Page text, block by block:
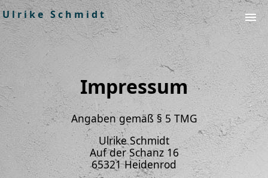
Ulrike Schmidt
Start
Make-Up » Hair » Kreative Stilberatung
Malerei » Raumgestaltung » Malunterricht
Aktuelle Kursangebote & Veranstaltungen
Referenzen
Presse
Impressum
Impressum
Angaben gemäß § 5 TMG
Ulrike Schmidt
Auf der Schanz 16
65321 Heidenrod